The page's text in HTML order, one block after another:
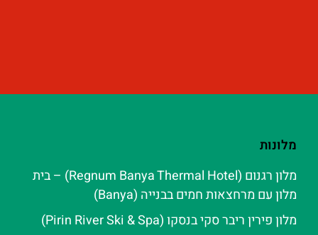
מלונות
מלון רגנום (Regnum Banya Thermal Hotel) – בית
מלון עם מרחצאות חמים בבנייה (Banya)
מלון פירין ריבר סקי בנסקו (Pirin River Ski & Spa‬)